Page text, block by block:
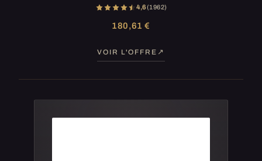
4,6(1 962)
180,61 €
VOIR L'OFFRE